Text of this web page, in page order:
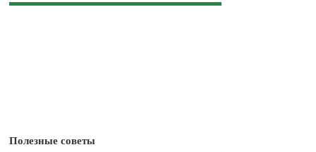
Полезные советы